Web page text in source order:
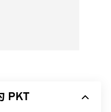
PKT